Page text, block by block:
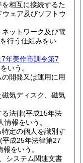
相互に接続するた
ウェア及びソフトウ
ットワーク及び電
行う仕組みをい
年美作市訓令第7
いう。
開発又は運用に用
気ディスク、磁気
法律(平成15年法
報をいう。
定の個人を識別す
(平成25年法律第27
をいう。
システム関連文書